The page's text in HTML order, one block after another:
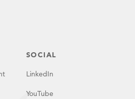
SOCIAL
LinkedIn
YouTube